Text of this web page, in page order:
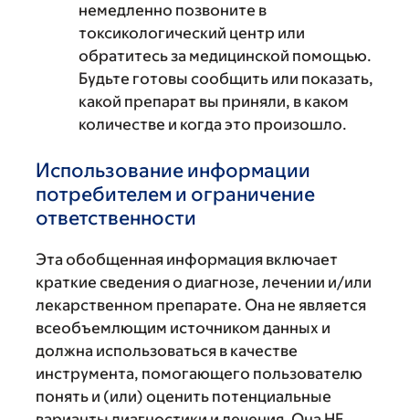
немедленно позвоните в
токсикологический центр или
обратитесь за медицинской помощью.
Будьте готовы сообщить или показать,
какой препарат вы приняли, в каком
количестве и когда это произошло.
Использование информации
потребителем и ограничение
ответственности
Эта обобщенная информация включает
краткие сведения о диагнозе, лечении и/или
лекарственном препарате. Она не является
всеобъемлющим источником данных и
должна использоваться в качестве
инструмента, помогающего пользователю
понять и (или) оценить потенциальные